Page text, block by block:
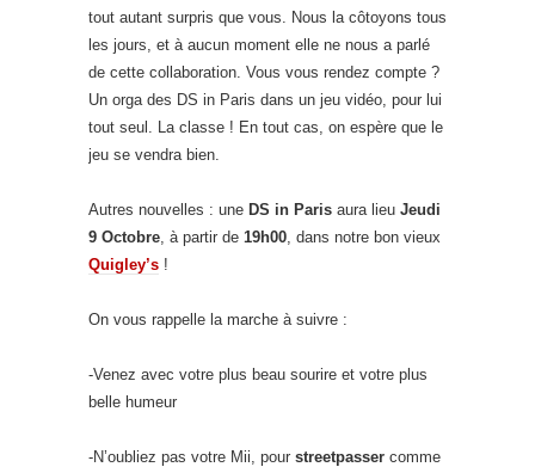
tout autant surpris que vous. Nous la côtoyons tous
les jours, et à aucun moment elle ne nous a parlé
de cette collaboration. Vous vous rendez compte ?
Un orga des DS in Paris dans un jeu vidéo, pour lui
tout seul. La classe ! En tout cas, on espère que le
jeu se vendra bien.
Autres nouvelles : une DS in Paris aura lieu Jeudi
9 Octobre , à partir de 19h00 , dans notre bon vieux
Quigley’s !
On vous rappelle la marche à suivre :
-Venez avec votre plus beau sourire et votre plus
belle humeur
-N’oubliez pas votre Mii, pour streetpasser comme